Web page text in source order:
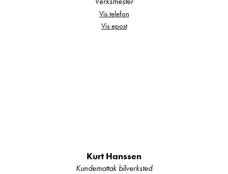
hekkavslutningen er et garantert blikkfang
Vis telefon
Vis epost
Kurt Hanssen
Kundemottak bilverksted